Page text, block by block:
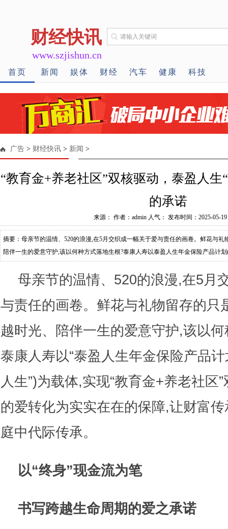
财经快讯
www.szjishun.cn
首页 新闻 娱体 财经 汽车 健康 科技
广告 > 财经快讯 > 新闻 >
“教育金+养老社区”双核驱动，泰盈人生
的承诺
来源： 作者：admin 人气： 发布时间：2025-05-19
摘要：母亲节的温情、520的浪漫,在5月交织成一幅关于爱与责任的画卷。鲜花与
陪伴一生的爱意守护,该以何种方式落地生根?泰康人寿以泰盈人生年金保险产品计
母亲节的温情、520的浪漫,在5月
与责任的画卷。鲜花与礼物留存的只
越时光、陪伴一生的爱意守护,该以
泰康人寿以“泰盈人生年金保险产品计
人生”)为载体,实现“教育金+养老社区
的爱转化为实实在在的保障,让财富
庭中代际传承。
以“终身”现金流为笔
书写跨越生命周期的爱之承诺